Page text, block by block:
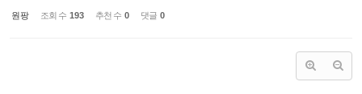
원팡 조회 수 193 추천 수 0 댓글 0